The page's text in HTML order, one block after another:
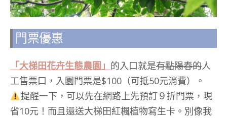
門票優惠
「大梯田花卉生態農園」 的入口就是有點陽春的人
工售票口，入園門票是$100（可抵50元消費）。
提醒一下，可以先在網路上先預訂９折門票，現
省10元！而且還送大梯田紅楓植物寫生卡。別像我